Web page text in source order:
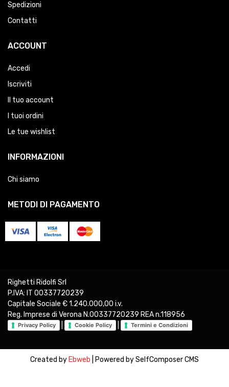
Spedizioni
Contatti
ACCOUNT
Accedi
Iscriviti
Il tuo account
I tuoi ordini
Le tue wishlist
INFORMAZIONI
Chi siamo
METODI DI PAGAMENTO
Righetti Ridolfi Srl
P.IVA: IT 00337720239
Capitale Sociale € 1.240.000,00 i.v.
Reg. Imprese di Verona N.00337720239 REA n.118956
Privacy Policy Cookie Policy Termini e Condizioni
Created by Ebweb | Powered by SelfComposer CMS